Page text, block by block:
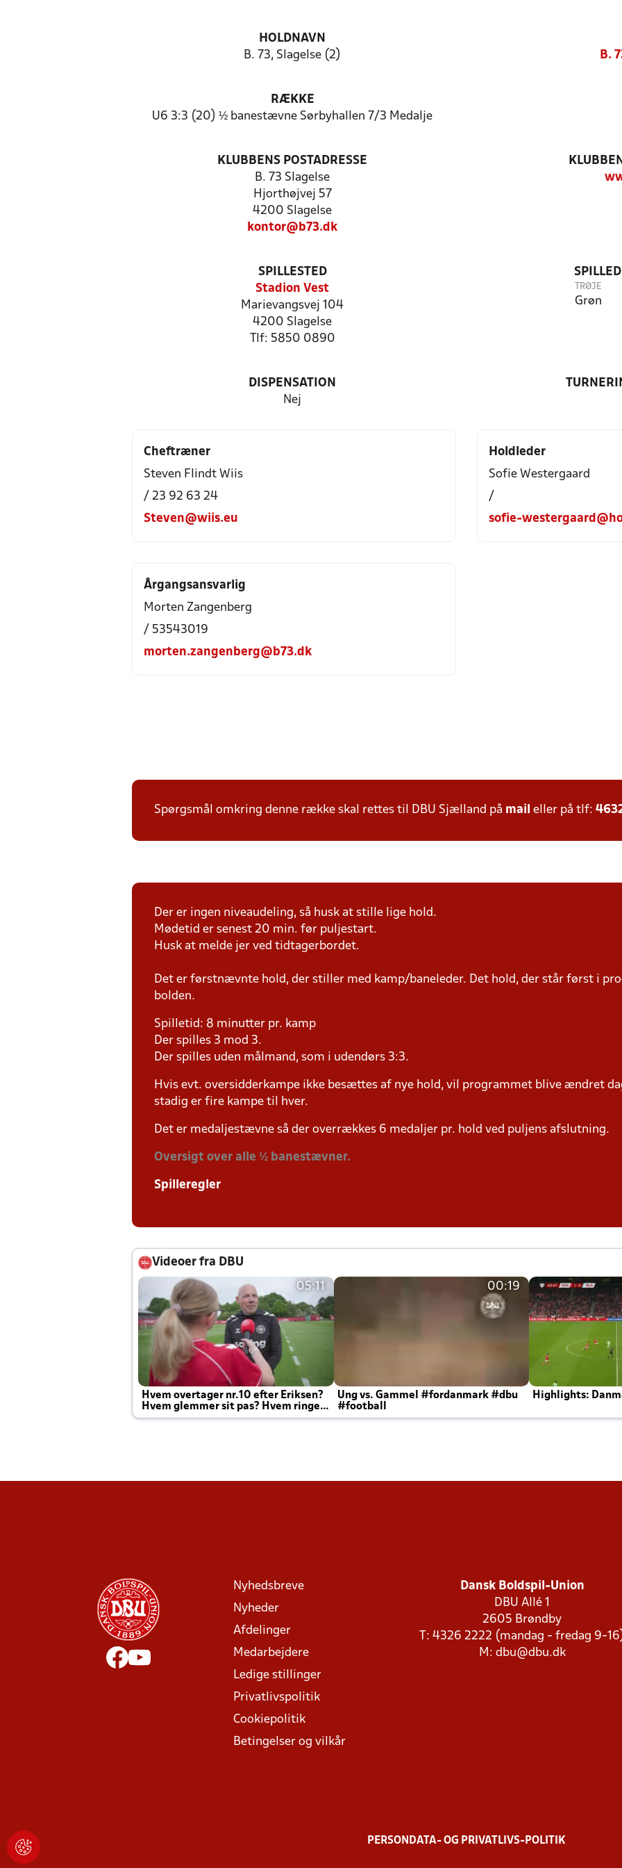
HOLDNAVN
B. 73, Slagelse (2)
B.
RÆKKE
U6 3:3 (20) ½ banestævne Sørbyhallen 7/3 Medalje
KLUBBENS POSTADRESSE
B. 73 Slagelse
Hjorthøjvej 57
4200 Slagelse
kontor@b73.dk
SPILLESTED
Stadion Vest
Marievangsvej 104
4200 Slagelse
Tlf: 5850 0890
TRØJE
Grøn
DISPENSATION
Nej
Cheftræner
Steven Flindt Wiis
/ 23 92 63 24
Steven@wiis.eu
Holdleder
Sofie Westergaard
/
sofie-
Årgangsansvarlig
Morten Zangenberg
/ 53543019
morten.zangenberg@b73.dk
Spørgsmål omkring denne række skal rettes til DBU Sjælland på mail eller på tlf:
Der er ingen niveaudeling, så husk at stille lige hold.
Mødetid er senest 20 min. før puljestart.
Husk at melde jer ved tidtagerbordet.
Det er førstnævnte hold, der stiller med kamp/baneleder. Det hold, der står først i
bolden.
Spilletid: 8 minutter pr. kamp
Der spilles 3 mod 3.
Der spilles uden målmand, som i udendørs 3:3.
Hvis evt. oversidderkampe ikke besættes af nye hold, vil programmet blive ændret
stadig er fire kampe til hver.
Det er medaljestævne så der overrækkes 6 medaljer pr. hold ved puljens afslutning.
Oversigt over alle ½ banestævner.
Spilleregler
Videoer fra DBU
05:11
Hvem overtager nr.10 efter Eriksen?
Hvem glemmer sit pas? Hvem ringer
Joachim altid til efter kampe?
00:19
Ung vs. Gammel #fordanmark #dbu
#football
Highlights:
Nyhedsbreve
Nyheder
Afdelinger
Medarbejdere
Ledige stillinger
Privatlivspolitik
Cookiepolitik
Betingelser og vilkår
Dansk Boldspil-Union
DBU Allé 1
2605 Brøndby
T: 4326 2222 (mandag - fredag 9-
M: dbu@dbu.dk
PERSONDATA- OG PRIVATLIVS-POLITIK